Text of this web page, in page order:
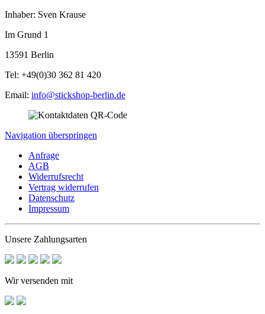
Inhaber: Sven Krause
Im Grund 1
13591 Berlin
Tel: +49(0)30 362 81 420
Email: info@stickshop-berlin.de
Navigation überspringen
Anfrage
AGB
Widerrufsrecht
Vertrag widerrufen
Datenschutz
Impressum
Unsere Zahlungsarten
Wir versenden mit